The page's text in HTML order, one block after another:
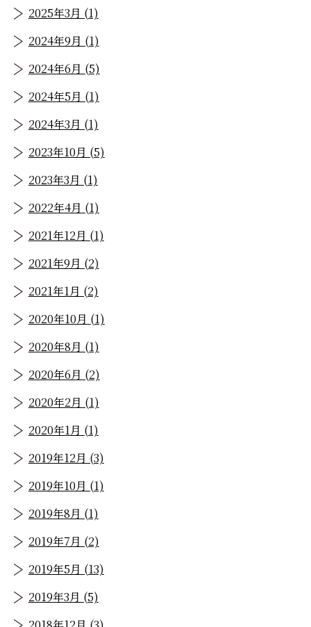
2025年3月 (1)
2024年9月 (1)
2024年6月 (5)
2024年5月 (1)
2024年3月 (1)
2023年10月 (5)
2023年3月 (1)
2022年4月 (1)
2021年12月 (1)
2021年9月 (2)
2021年1月 (2)
2020年10月 (1)
2020年8月 (1)
2020年6月 (2)
2020年2月 (1)
2020年1月 (1)
2019年12月 (3)
2019年10月 (1)
2019年8月 (1)
2019年7月 (2)
2019年5月 (13)
2019年3月 (5)